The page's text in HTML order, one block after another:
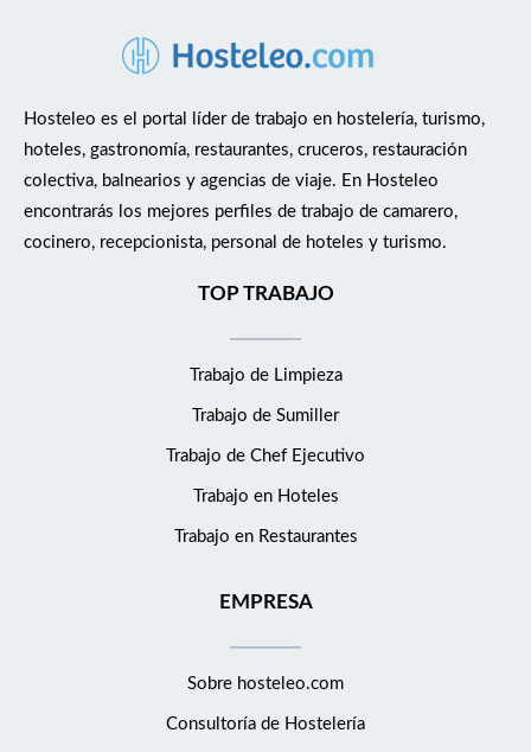
Hosteleo es el portal líder de trabajo en hostelería, turismo,
hoteles, gastronomía, restaurantes, cruceros, restauración
colectiva, balnearios y agencias de viaje. En Hosteleo
encontrarás los mejores perfiles de trabajo de camarero,
cocinero, recepcionista, personal de hoteles y turismo.
TOP TRABAJO
Trabajo de Limpieza
Trabajo de Sumiller
Trabajo de Chef Ejecutivo
Trabajo en Hoteles
Trabajo en Restaurantes
EMPRESA
Sobre hosteleo.com
Consultoría de Hostelería